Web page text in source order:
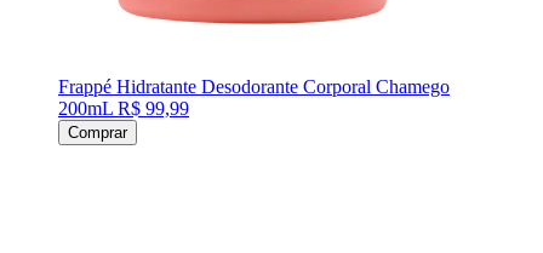
Frappé Hidratante Desodorante Corporal Chamego
200mL R$ 99,99
Comprar